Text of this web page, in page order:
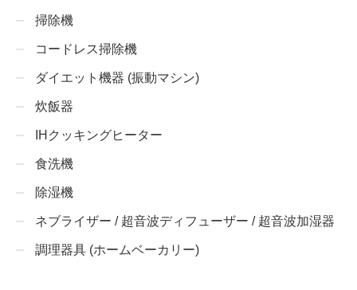
掃除機
コードレス掃除機
ダイエット機器 (振動マシン)
炊飯器
IHクッキングヒーター
食洗機
除湿機
ネブライザー / 超音波ディフューザー / 超音波加湿器
調理器具 (ホームベーカリー)